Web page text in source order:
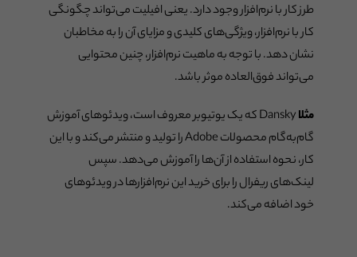
طرز کار با نرم‌افزار وجود دارد. یعنی افیلیت می‌تواند چگونگی
کار با نرم‌افزار، ویژگی‌های کلیدی و مزایای آن را به مخاطبان
نشان دهد. با توجه به ماهیت نرم‌افزار، چنین محتوایی
می‌تواند فوق‌العاده موثر باشد.
مثلا
Dansky که یک یوتیوبر معروف است، ویدئوهای آموزش
گام‌به‌گام محصولات Adobe را تولید و منتشر می‌کند و با این
کار، نحوه استفاده از آن‌ها را آموزش می‌دهد. سپس
لینک‌های ریفرال را برای خرید این نرم‌افزارها در ویدئوهای
خود اضافه می‌کند.